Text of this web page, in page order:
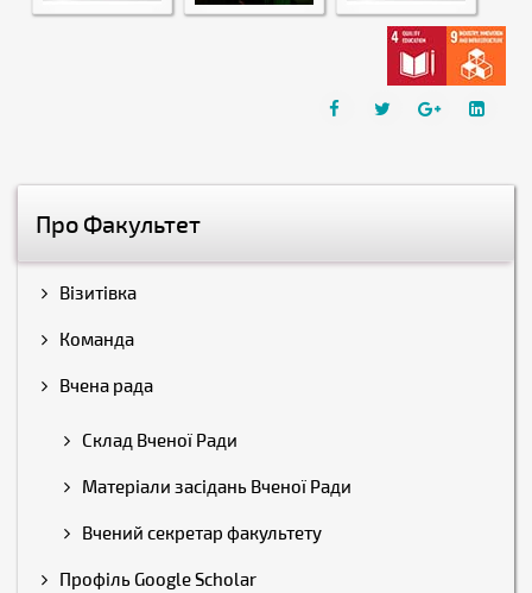
Про Факультет
Візитівка
Команда
Вчена рада
Склад Вченої Ради
Матеріали засідань Вченої Ради
Вчений секретар факультету
Профіль Google Scholar